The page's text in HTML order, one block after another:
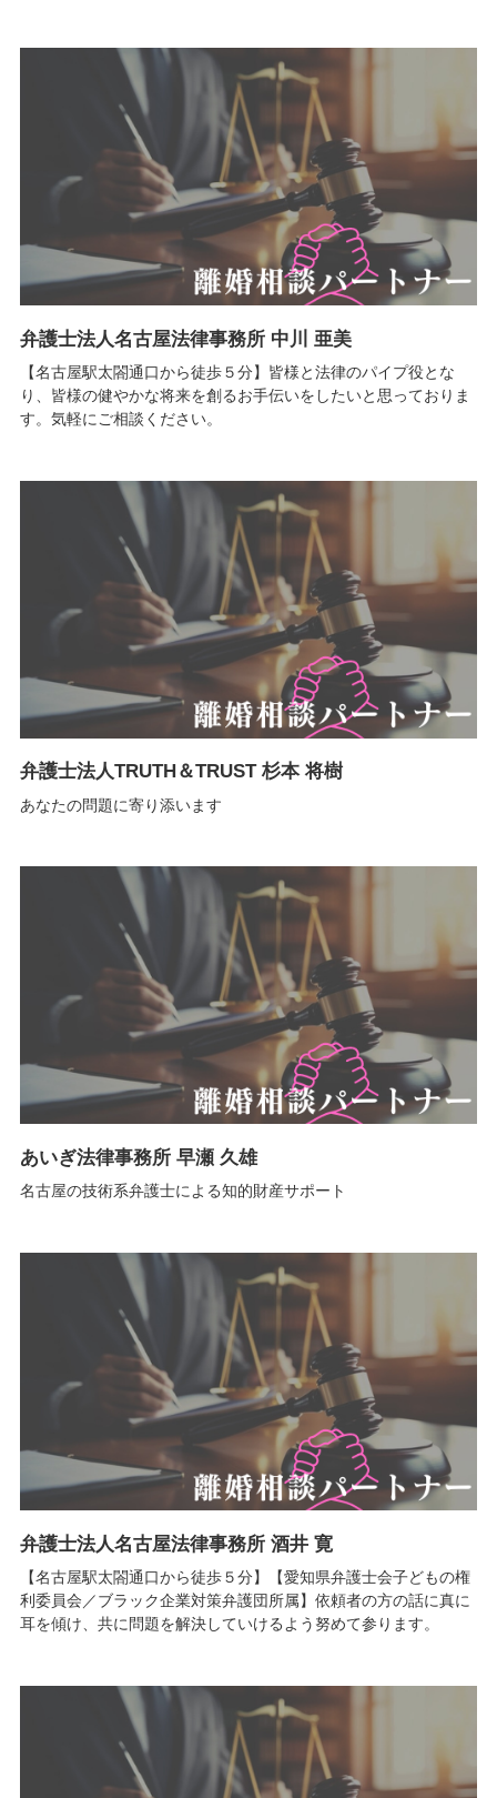
弁護士法人名古屋法律事務所 中川 亜美
【名古屋駅太閤通口から徒歩５分】皆様と法律のパイプ役とな
り、皆様の健やかな将来を創るお手伝いをしたいと思っておりま
す。気軽にご相談ください。
弁護士法人TRUTH＆TRUST 杉本 将樹
あなたの問題に寄り添います
あいぎ法律事務所 早瀬 久雄
名古屋の技術系弁護士による知的財産サポート
弁護士法人名古屋法律事務所 酒井 寛
【名古屋駅太閤通口から徒歩５分】【愛知県弁護士会子どもの権
利委員会／ブラック企業対策弁護団所属】依頼者の方の話に真に
耳を傾け、共に問題を解決していけるよう努めて参ります。